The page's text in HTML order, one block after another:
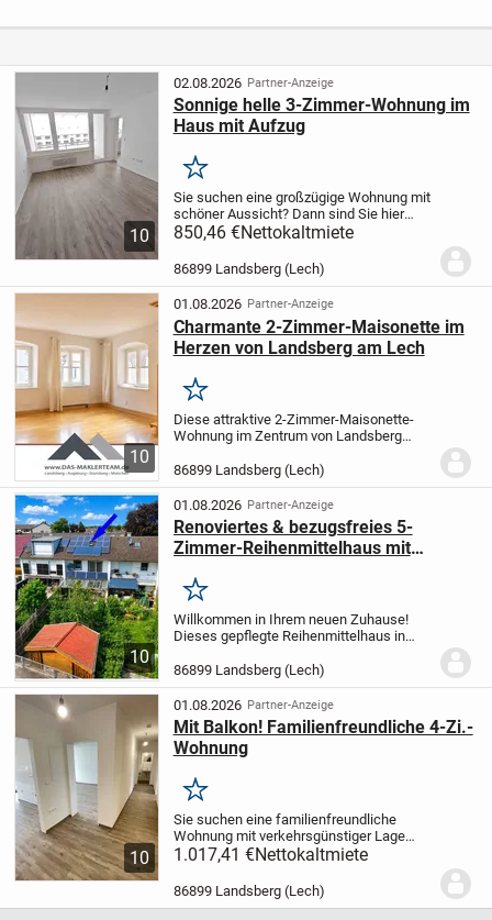
in Farchant
10
02.08.2026 Partner-Anzeige
Sonnige helle 3-Zimmer-Wohnung im
Haus mit Aufzug
Merken
Sie suchen eine großzügige Wohnung mit
schöner Aussicht? Dann sind Sie hier
genau richtig!Die helle, freundliche
Mehrfamilienhauses.Ein Aufzug bringt Sie
850,46 €Nettokaltmiete
86899 Landsberg (Lech)
10
01.08.2026 Partner-Anzeige
Charmante 2-Zimmer-Maisonette im
Herzen von Landsberg am Lech
Merken
Diese attraktive 2-Zimmer-Maisonette-
Wohnung im Zentrum von Landsberg
Wohnkomfort auf zwei Ebenen. Dank der
intelligenten Raumaufteilung eignet sich
die Wohnung ideal...
86899 Landsberg (Lech)
10
01.08.2026 Partner-Anzeige
Renoviertes & bezugsfreies 5-
Zimmer-Reihenmittelhaus mit
Merken
Willkommen in Ihrem neuen Zuhause!
Dieses gepflegte Reihenmittelhaus in
überzeugt mit einer durchdachten
Raumaufteilung und einem großzügigen
Platzangebot. Im Zuge...
86899 Landsberg (Lech)
10
01.08.2026 Partner-Anzeige
Mit Balkon! Familienfreundliche 4-Zi.-
Wohnung
Merken
Sie suchen eine familienfreundliche
Wohnung mit verkehrsgünstiger Lage
umgeben von viel Grün?Dann lassen Sie
Jahr 2022 komplett modernisierte
1.017,41 €Nettokaltmiete
86899 Landsberg (Lech)